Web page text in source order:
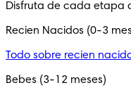
Disfruta de cada etapa
Recien Nacidos (0-3
Todo sobre recien
Bebes (3-12 meses)